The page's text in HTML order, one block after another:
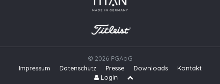
© 2026 PGAoG
Impressum Datenschutz Presse Downloads
Kontakt
Login